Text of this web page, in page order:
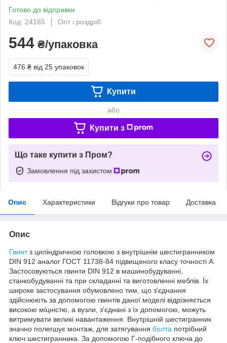
Готово до відправки
Код: 24165
Опт і роздріб
544 ₴/упаковка
476 ₴ від 25 упаковок
Купити
або
Купити з
Що таке купити з Пром?
Замовлення під захистом
Опис Характеристики Відгуки про товар Доставка
Опис
Гвинтз циліндричною головкою з внутрішнім шестигранником
DIN 912 аналог ГОСТ 11738-84 підвищеного класу точності А.
Застосовуються гвинти DIN 912 в машинобудуванні,
станкобудуванні та при складанні та виготовленні меблів. Їх
широке застосування обумовлено тим, що з'єднання
здійснюють за допомогою гвинтів даної моделі відрізняється
високою міцністю, а вузли, з'єднані з їх допомогою, можуть
витримувати великі навантаження. Внутрішній шестигранник
значно полегшує монтаж, для затягування болта потрібний
ключ шестигранника. За допомогою Г-подібного ключа до